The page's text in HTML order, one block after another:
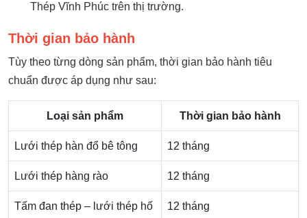
Thép Vĩnh Phúc trên thị trường.
Thời gian bảo hành
Tùy theo từng dòng sản phẩm, thời gian bảo hành tiêu
chuẩn được áp dụng như sau:
Loại sản phẩm Thời gian bảo hành
Lưới thép hàn đổ bê tông 12 tháng
Lưới thép hàng rào 12 tháng
Tấm đan thép – lưới thép hố
12 tháng